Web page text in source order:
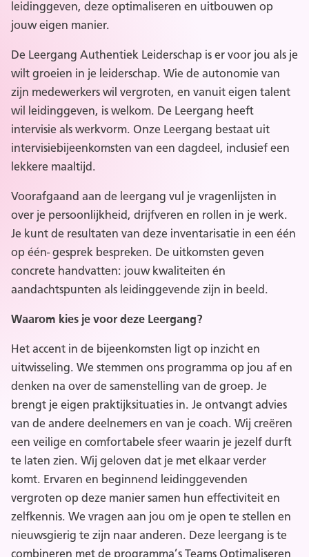
leidinggeven, deze optimaliseren en uitbouwen op
jouw eigen manier.
De Leergang Authentiek Leiderschap is er voor jou als je
wilt groeien in je leiderschap. Wie de autonomie van
zijn medewerkers wil vergroten, en vanuit eigen talent
wil leidinggeven, is welkom. De Leergang heeft
intervisie als werkvorm. Onze Leergang bestaat uit
intervisiebijeenkomsten van een dagdeel, inclusief een
lekkere maaltijd.
Voorafgaand aan de leergang vul je vragenlijsten in
over je persoonlijkheid, drijfveren en rollen in je werk.
Je kunt de resultaten van deze inventarisatie in een één
op één- gesprek bespreken. De uitkomsten geven
concrete handvatten: jouw kwaliteiten én
aandachtspunten als leidinggevende zijn in beeld.
Waarom kies je voor deze Leergang?
Het accent in de bijeenkomsten ligt op inzicht en
uitwisseling. We stemmen ons programma op jou af en
denken na over de samenstelling van de groep. Je
brengt je eigen praktijksituaties in. Je ontvangt advies
van de andere deelnemers en van je coach. Wij creëren
een veilige en comfortabele sfeer waarin je jezelf durft
te laten zien. Wij geloven dat je met elkaar verder
komt. Ervaren en beginnend leidinggevenden
vergroten op deze manier samen hun effectiviteit en
zelfkennis. We vragen aan jou om je open te stellen en
nieuwsgierig te zijn naar anderen. Deze leergang is te
combineren met de programma’s Teams Optimaliseren